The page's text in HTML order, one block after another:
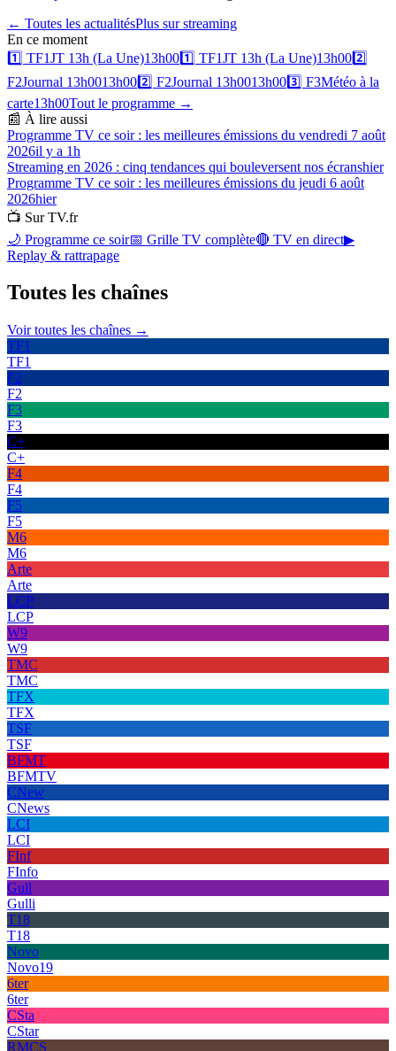
← Toutes les actualitésPlus surstreaming
En ce moment
1️⃣ TF1JT 13h (La Une)13h001️⃣ TF1JT 13h (La Une)13h002️⃣
F2Journal 13h0013h002️⃣ F2Journal 13h0013h003️⃣ F3Météo à la
carte13h00Tout le programme →
📰 À lire aussi
Programme TV ce soir : les meilleures émissions du vendredi 7 août
2026il y a 1h
Streaming en 2026 : cinq tendances qui bouleversent nos écranshier
Programme TV ce soir : les meilleures émissions du jeudi 6 août
2026hier
📺 Sur TV.fr
🌙 Programme ce soir📅 Grille TV complète🔴 TV en direct▶
Replay & rattrapage
Toutes les chaînes
Voir toutes les chaînes →
TF1
TF1
F2
F2
F3
F3
C+
C+
F4
F4
F5
F5
M6
M6
Arte
Arte
LCP
LCP
W9
W9
TMC
TMC
TFX
TFX
TSF
TSF
BFMT
BFMTV
CNew
CNews
LCI
LCI
FInf
FInfo
Gull
Gulli
T18
T18
Novo
Novo19
6ter
6ter
CSta
CStar
RMCS